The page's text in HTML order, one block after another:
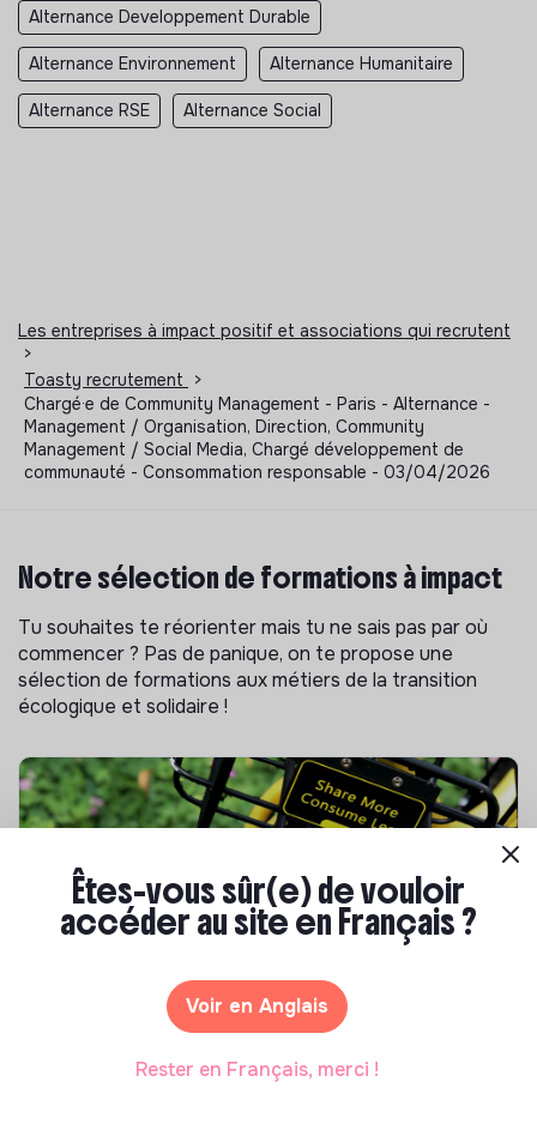
Alternance Developpement Durable
Alternance Environnement Alternance Humanitaire
Alternance RSE Alternance Social
Les entreprises à impact positif et associations qui recrutent
>
Toasty recrutement
>
Chargé·e de Community Management - Paris - Alternance -
Management / Organisation, Direction, Community
Management / Social Media, Chargé développement de
communauté - Consommation responsable - 03/04/2026
Notre sélection de formations à impact
Tu souhaites te réorienter mais tu ne sais pas par où
commencer ? Pas de panique, on te propose une
sélection de formations aux métiers de la transition
écologique et solidaire !
Êtes-vous sûr(e) de vouloir
accéder au site en Français ?
Voir en Anglais
Rester en Français, merci !